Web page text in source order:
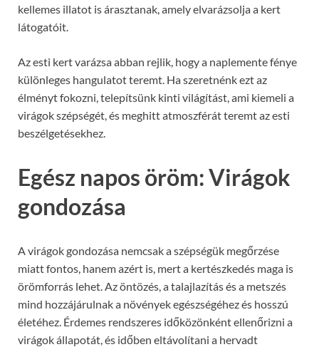
kellemes illatot is árasztanak, amely elvarázsolja a kert
látogatóit.
Az esti kert varázsa abban rejlik, hogy a naplemente fénye
különleges hangulatot teremt. Ha szeretnénk ezt az
élményt fokozni, telepítsünk kinti világítást, ami kiemeli a
virágok szépségét, és meghitt atmoszférát teremt az esti
beszélgetésekhez.
Egész napos öröm: Virágok
gondozása
A virágok gondozása nemcsak a szépségük megőrzése
miatt fontos, hanem azért is, mert a kertészkedés maga is
örömforrás lehet. Az öntözés, a talajlazítás és a metszés
mind hozzájárulnak a növények egészségéhez és hosszú
életéhez. Érdemes rendszeres időközönként ellenőrizni a
virágok állapotát, és időben eltávolítani a hervadt